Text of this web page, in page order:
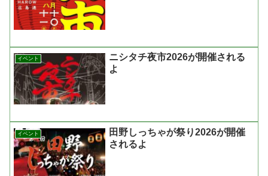
イベント
ニシタチ夜市2026が開催される
よ
イベント
田野しっちゃが祭り2026が開催
されるよ